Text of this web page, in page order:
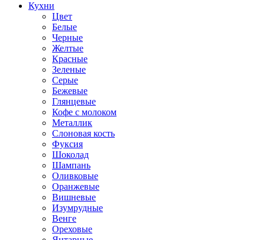
Кухни
Цвет
Белые
Черные
Желтые
Красные
Зеленые
Серые
Бежевые
Глянцевые
Кофе с молоком
Металлик
Слоновая кость
Фуксия
Шоколад
Шампань
Оливковые
Оранжевые
Вишневые
Изумрудные
Венге
Ореховые